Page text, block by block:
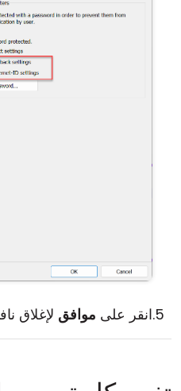
انقر على موافق لإغلاق